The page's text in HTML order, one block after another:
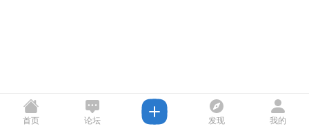
首页 论坛 发现 我的